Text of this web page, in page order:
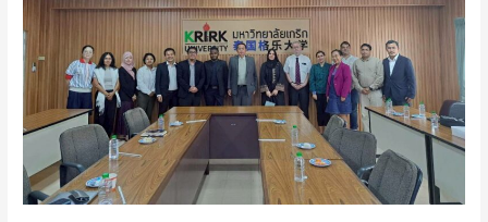
หลักสูตร
รัฐ
ศาสตร
สาขา
ทางการ
เมือง